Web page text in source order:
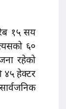
१५ सय
६०
रहेको
४५ हेक्टर